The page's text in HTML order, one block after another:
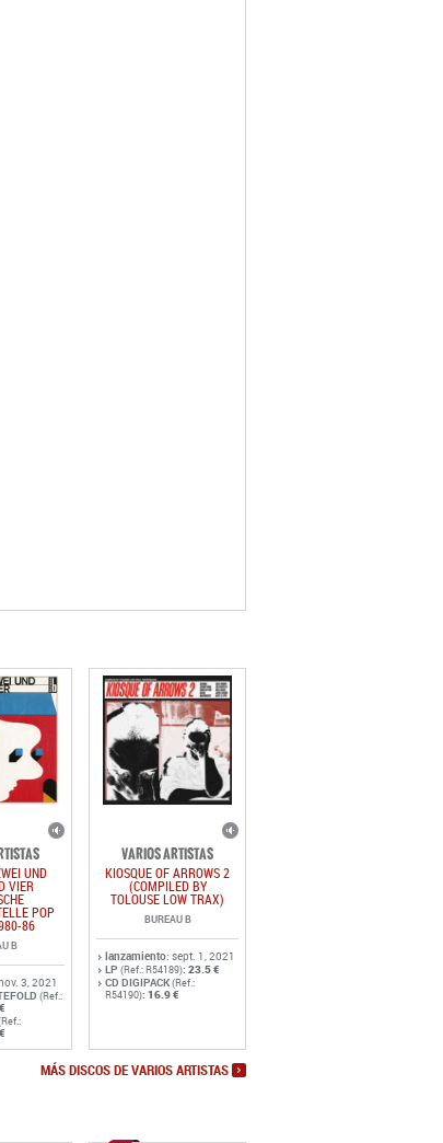
UND
VIER
B
3, 2021
VARIOS ARTISTAS
KIOSQUE OF ARROWS 2
(COMPILED BY
TOLOUSE LOW TRAX)
lanzamiento: sept. 1, 2021
LP(Ref.: R54189): 23.5 €
CD DIGIPACK (Ref.:
R54190):16.9 €
MÁS DISCOS DE VARIOS ARTISTAS